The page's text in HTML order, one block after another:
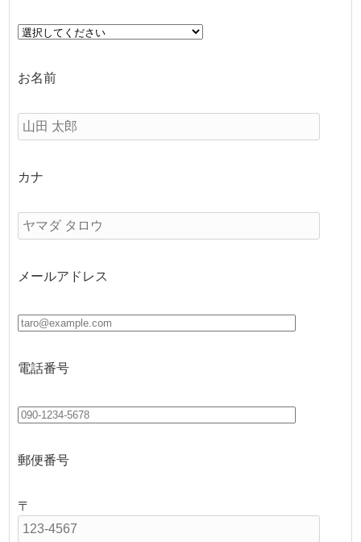
お名前
カナ
メールアドレス
電話番号
郵便番号
〒